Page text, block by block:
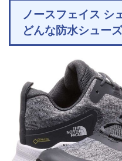
ノースフェイス シ
どんな防水シュー